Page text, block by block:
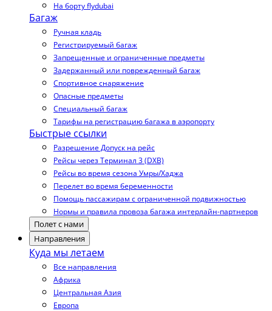
На борту flydubai
Багаж
Ручная кладь
Регистрируемый багаж
Запрещенные и ограниченные предметы
Задержанный или поврежденный багаж
Спортивное снаряжение
Опасные предметы
Специальный багаж
Тарифы на регистрацию багажа в аэропорту
Быстрые ссылки
Разрешение Допуск на рейс
Рейсы через Терминал 3 (DXB)
Рейсы во время сезона Умры/Хаджа
Перелет во время беременности
Помощь пассажирам с ограниченной подвижностью
Нормы и правила провоза багажа интерлайн-партнеров
Полет с нами
Направления
Куда мы летаем
Все направления
Африка
Центральная Азия
Европа